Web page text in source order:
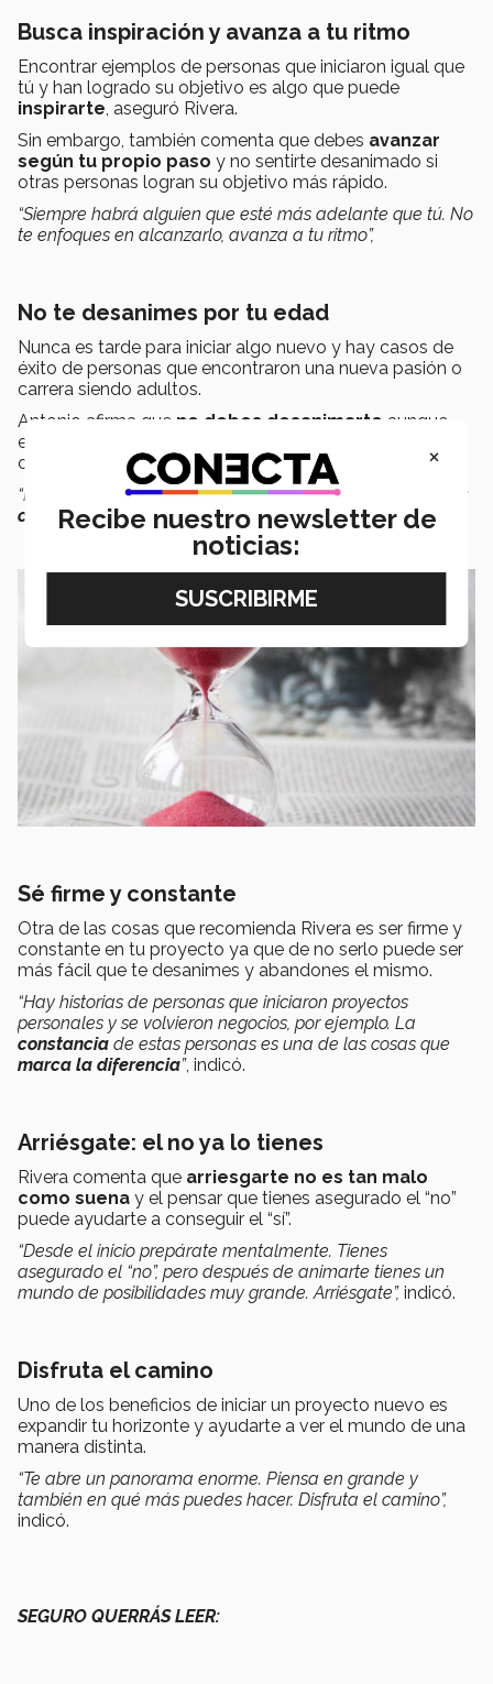
Busca inspiración y avanza a tu ritmo
Encontrar ejemplos de personas que iniciaron igual que
tú y han logrado su objetivo es algo que puede
inspirarte, aseguró Rivera.
Sin embargo, también comenta que debes avanzar
según tu propio paso y no sentirte desanimado si
otras personas logran su objetivo más rápido.
“Siempre habrá alguien que esté más adelante que tú. No
te enfoques en alcanzarlo, avanza a tu ritmo”,
No te desanimes por tu edad
Nunca es tarde para iniciar algo nuevo y hay casos de
éxito de personas que encontraron una nueva pasión o
carrera siendo adultos.
Antonio afirma que no debes desanimarte aunque
existan ocasiones en que la edad parece jugar en tu
contra y las personas no crean en tu proyecto.
“Debes aprovechar la oportunidad:no desanimarte y ser
constante”,indicó el experto.
Sé firme y constante
Otra de las cosas que recomienda Rivera es ser firme y
constante en tu proyecto ya que de no serlo puede ser
más fácil que te desanimes y abandones el mismo.
“Hay historias de personas que iniciaron proyectos
personales y se volvieron negocios, por ejemplo. La
constancia de estas personas es una de las cosas que
marca la diferencia”, indicó.
Arriésgate: el no ya lo tienes
Rivera comenta que arriesgarte no es tan malo
como suena y el pensar que tienes asegurado el “no”
puede ayudarte a conseguir el “sí”.
“Desde el inicio prepárate mentalmente. Tienes
asegurado el “no”, pero después de animarte tienes un
mundo de posibilidades muy grande. Arriésgate”, indicó.
Disfruta el camino
Uno de los beneficios de iniciar un proyecto nuevo es
expandir tu horizonte y ayudarte a ver el mundo de una
manera distinta.
“Te abre un panorama enorme. Piensa en grande y
también en qué más puedes hacer. Disfruta el camino”,
indicó.
SEGURO QUERRÁS LEER:
×
Recibe nuestro newsletter de
noticias: